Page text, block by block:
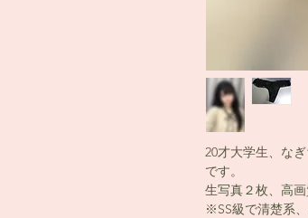
20才大学生、な
です。
生写真２枚、高
※SS級で清楚系